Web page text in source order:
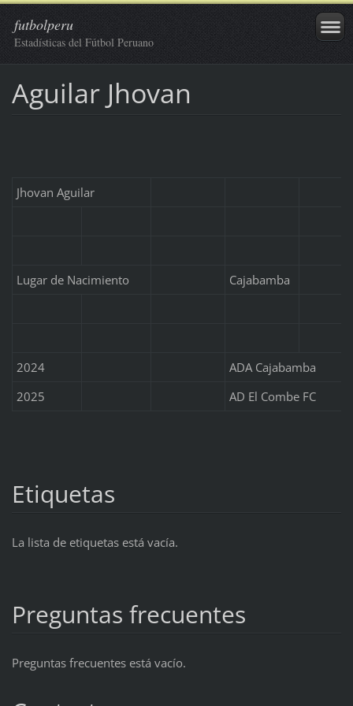
futbolperu
Estadísticas del Fútbol Peruano
Aguilar Jhovan
Jhovan Aguilar
Lugar de Nacimiento Cajabamba
2024
ADA Cajabamba
2025
AD El Combe FC
Etiquetas
La lista de etiquetas está vacía.
Preguntas frecuentes
Preguntas frecuentes está vacío.